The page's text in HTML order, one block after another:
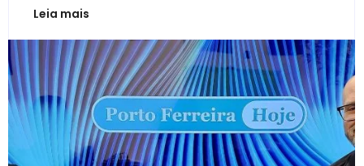
Leia mais